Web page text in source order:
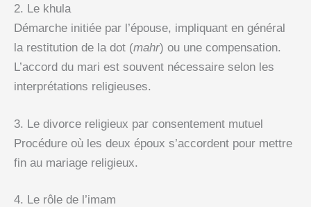
2. Le khula
Démarche initiée par l’épouse, impliquant en général
la restitution de la dot (mahr) ou une compensation.
L’accord du mari est souvent nécessaire selon les
interprétations religieuses.
3. Le divorce religieux par consentement mutuel
Procédure où les deux époux s’accordent pour mettre
fin au mariage religieux.
4. Le rôle de l’imam